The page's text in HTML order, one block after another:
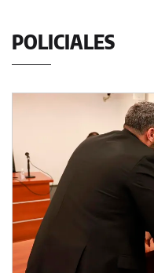
POLICIALES